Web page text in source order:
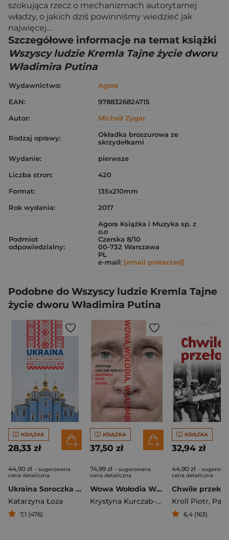
szokująca rzecz o mechanizmach autorytarnej
władzy, o jakich dziś powinniśmy wiedzieć jak
najwięcej…
Szczegółowe informacje na temat książki
Wszyscy ludzie Kremla Tajne życie dworu
Władimira Putina
Wydawnictwo:
Agora
EAN:
9788326824715
Autor:
Michaił Zygar
Rodzaj oprawy:
Okładka broszurowa ze
skrzydełkami
Wydanie:
pierwsze
Liczba stron:
420
Format:
135x210mm
Rok wydania:
2017
Podmiot
odpowiedzialny:
Agora Książka i Muzyka sp. z
o.o
Czerska 8/10
00-732 Warszawa
PL
e-mail: [email protected]
Podobne do Wszyscy ludzie Kremla Tajne
życie dworu Władimira Putina
KSIĄŻKA
28,33 zł
44,90 zł - sugerowana
cena detaliczna
Ukraina Soroczka i kiszone arbuzy
Katarzyna Łoza
7,1 (476)
KSIĄŻKA
37,50 zł
74,99 zł - sugerowana
cena detaliczna
Wowa Wołodia Władimir Tajemnice Rosji Putina
Krystyna Kurczab-Redlich
KSIĄŻKA
32,94 zł
44,90 zł -
cena detaliczna
Kroll Piotr, Pawlina
6,4 (163)